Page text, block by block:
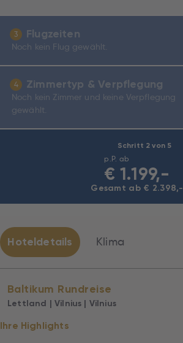
Schritt 2 von 5
p.P. ab
€ 1.199,-
Gesamt ab € 2.398,-
3 Flugzeiten
Noch kein Flug gewählt.
4 Zimmertyp & Verpflegung
Noch kein Zimmer und keine Verpflegung
gewählt.
Hoteldetails Klima
Baltikum Rundreise
Lettland | Vilnius | Vilnius
Ihre Highlights